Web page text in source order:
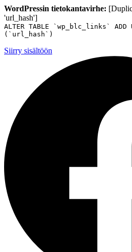
WordPressin tietokantavirhe:
'url_hash']
ALTER TABLE `wp_blc_links` ADD
(`url_hash`)
Siirry sisältöön